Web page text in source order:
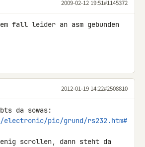
2009-02-12 19:51#1145372
fall leider an asm gebunden
2012-01-19 14:22#2508810
pic/grund/rs232.htm#
scrollen, dann steht da